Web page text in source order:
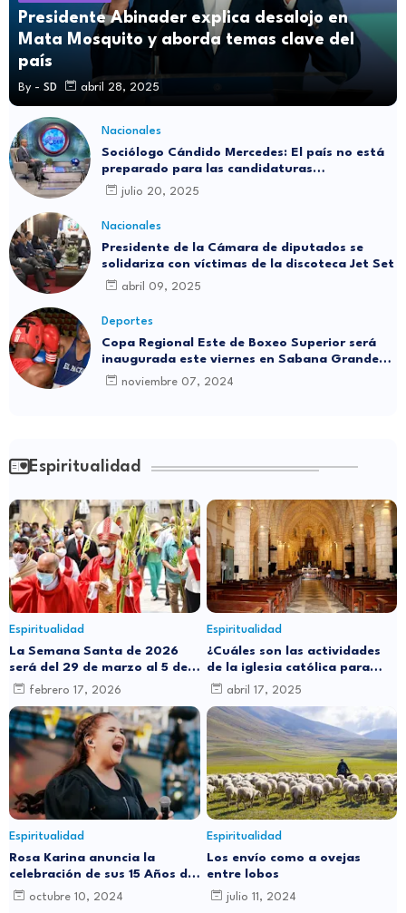
Presidente Abinader explica desalojo en
Mata Mosquito y aborda temas clave del
país
By - SD abril 28, 2025
Nacionales
Sociólogo Cándido Mercedes: El país no está
preparado para las candidaturas
independientes
julio 20, 2025
Nacionales
Presidente de la Cámara de diputados se
solidariza con víctimas de la discoteca Jet Set
abril 09, 2025
Deportes
Copa Regional Este de Boxeo Superior será
inaugurada este viernes en Sabana Grande
de Boyá
noviembre 07, 2024
Espiritualidad
Espiritualidad
La Semana Santa de 2026
será del 29 de marzo al 5 de
abril: ¿por qué cambia de
febrero 17, 2026
Espiritualidad
¿Cuáles son las actividades
de la iglesia católica para
este Jueves Santo?
abril 17, 2025
Espiritualidad
Rosa Karina anuncia la
celebración de sus 15 Años de
Carrera Musical con Gran
octubre 10, 2024
Espiritualidad
Los envío como a ovejas
entre lobos
julio 11, 2024